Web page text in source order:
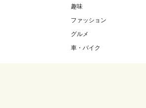
趣味
ファッション
グルメ
車・バイク